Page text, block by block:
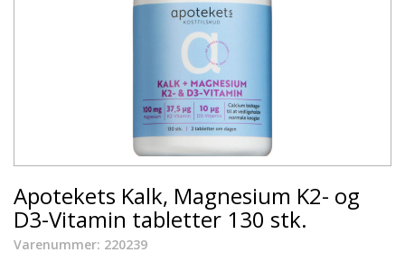
Apotekets Kalk, Magnesium K2- og
D3-Vitamin tabletter 130 stk.
Varenummer: 220239